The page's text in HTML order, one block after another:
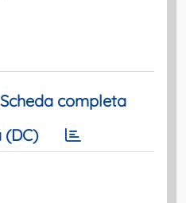
Scheda completa
(DC)